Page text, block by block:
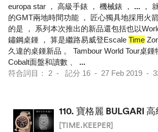
europa star ， 高級手錶 ， 機械錶 ， ... ，
的GMT兩地時間功能 ， 匠心獨具地採用火
的是 ， 系列本次推出的新品還包括也以
鏽鋼桌鍾 ， 算是繼路易威登Escale Time
久違的桌鍾新品 。 Tambour World Tour桌
Cobalt面盤和讀數 、 ...
符合詞目： 2 - 記分 16 - 27 Feb 2019 -
110. 寶格麗 BULGARI
[TIME.KEEPER]